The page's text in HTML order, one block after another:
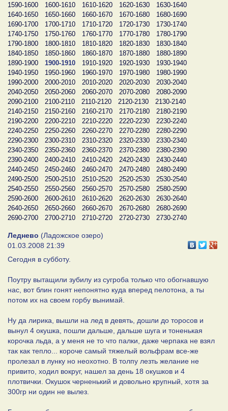
1590-1600
1600-1610 1610-1620 1620-1630
1630-1640
1640-1650
1650-1660 1660-1670 1670-1680
1680-1690
1690-1700
1700-1710 1710-1720 1720-1730
1730-1740
1740-1750
1750-1760 1760-1770 1770-1780
1780-1790
1790-1800
1800-1810 1810-1820 1820-1830
1830-1840
1840-1850
1850-1860 1860-1870 1870-1880
1880-1890
1890-1900
1900-1910 1910-1920 1920-1930
1930-1940
1940-1950
1950-1960 1960-1970 1970-1980
1980-1990
1990-2000
2000-2010 2010-2020 2020-2030
2030-2040
2040-2050
2050-2060 2060-2070 2070-2080
2080-2090
2090-2100
2100-2110 2110-2120 2120-2130
2130-2140
2140-2150
2150-2160 2160-2170 2170-2180
2180-2190
2190-2200
2200-2210 2210-2220 2220-2230
2230-2240
2240-2250
2250-2260 2260-2270 2270-2280
2280-2290
2290-2300
2300-2310 2310-2320 2320-2330
2330-2340
2340-2350
2350-2360 2360-2370 2370-2380
2380-2390
2390-2400
2400-2410 2410-2420 2420-2430
2430-2440
2440-2450
2450-2460 2460-2470 2470-2480
2480-2490
2490-2500
2500-2510 2510-2520 2520-2530
2530-2540
2540-2550
2550-2560 2560-2570 2570-2580
2580-2590
2590-2600
2600-2610 2610-2620 2620-2630
2630-2640
2640-2650
2650-2660 2660-2670 2670-2680
2680-2690
2690-2700
2700-2710 2710-2720 2720-2730 2730-2740
Леднево (Ладожское озеро)
01.03.2008 21:39
Сегодня в субботу.
Поутру вытащили зубилу из сугроба только что обогнавшую
нас, вот блин гонят непонятно куда вперед пелотона, а ты
потом их на своем горбу вынимай.
Ну да лирика, вышли на лед в девять, дошли до торосов и
вынул 4 окушка, пошли дальше, дальше шуга и тоненькая
корочка льда, а у меня не то что палки, даже черпака не взял
так как тепло... короче самый тяжелый вольфрам все-же
пролезал в лунку но неохотно. В толпу лезть желание не
привито, ходил вокруг, нашел за день 18 окушков и 4
плотвички. Окушок черненький и довольно крупный, хотя за
300гр ни один не вылез.